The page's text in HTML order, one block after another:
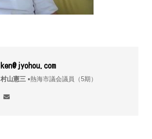
ken@jyohou.com
村山憲三▪︎熱海市議会議員（5期）